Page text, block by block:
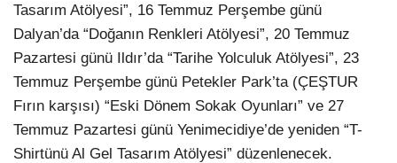
Tasarım Atölyesi”, 16 Temmuz Perşembe günü
Dalyan’da “Doğanın Renkleri Atölyesi”, 20 Temmuz
Pazartesi günü Ildır’da “Tarihe Yolculuk Atölyesi”, 23
Temmuz Perşembe günü Petekler Park’ta (ÇEŞTUR
Fırın karşısı) “Eski Dönem Sokak Oyunları” ve 27
Temmuz Pazartesi günü Yenimecidiye’de yeniden “T-
Shirtünü Al Gel Tasarım Atölyesi” düzenlenecek.